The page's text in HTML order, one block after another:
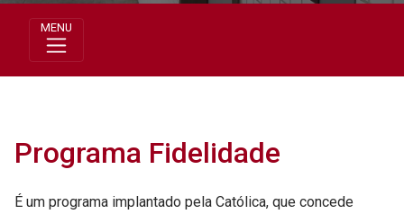
MENU
Programa Fidelidade
É um programa implantado pela Católica, que concede